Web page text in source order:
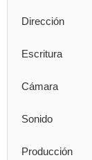
Dirección
Escritura
Cámara
Sonido
Producción